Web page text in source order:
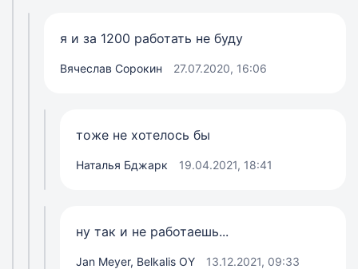
я и за 1200 работать не буду
Вячеслав Сорокин 27.07.2020, 16:06
тоже не хотелось бы
Наталья Бджарк 19.04.2021, 18:41
ну так и не работаешь...
Jan Meyer, Belkalis OY 13.12.2021, 09:33